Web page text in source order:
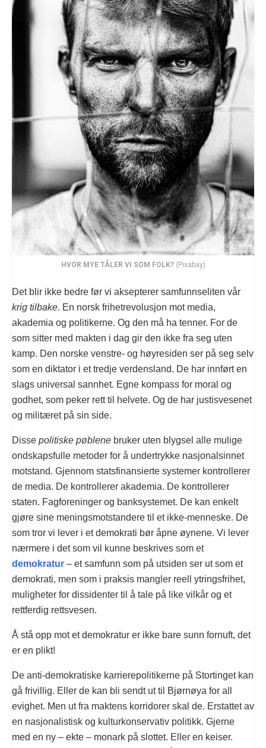
HVOR MYE TÅLER VI SOM FOLK?(Pixabay)
Det blir ikke bedre før vi aksepterer samfunnseliten vår
krig tilbake. En norsk frihetrevolusjon mot media,
akademia og politikerne. Og den må ha tenner. For de
som sitter med makten i dag gir den ikke fra seg uten
kamp. Den norske venstre- og høyresiden ser på seg selv
som en diktator i et tredje verdensland. De har innført en
slags universal sannhet. Egne kompass for moral og
godhet, som peker rett til helvete. Og de har justisvesenet
og militæret på sin side.
Disse politiske pøblene bruker uten blygsel alle mulige
ondskapsfulle metoder for å undertrykke nasjonalsinnet
motstand. Gjennom statsfinansierte systemer kontrollerer
de media. De kontrollerer akademia. De kontrollerer
staten. Fagforeninger og banksystemet. De kan enkelt
gjøre sine meningsmotstandere til et ikke-menneske. De
som tror vi lever i et demokrati bør åpne øynene. Vi lever
nærmere i det som vil kunne beskrives som et
demokratur – et samfunn som på utsiden ser ut som et
demokrati, men som i praksis mangler reell ytringsfrihet,
muligheter for dissidenter til å tale på like vilkår og et
rettferdig rettsvesen.
Å stå opp mot et demokratur er ikke bare sunn fornuft, det
er en plikt!
De anti-demokratiske karrierepolitikerne på Stortinget kan
gå frivillig. Eller de kan bli sendt ut til Bjørnøya for all
evighet. Men ut fra maktens korridorer skal de. Erstattet av
en nasjonalistisk og kulturkonservativ politikk. Gjerne
med en ny – ekte – monark på slottet. Eller en keiser.